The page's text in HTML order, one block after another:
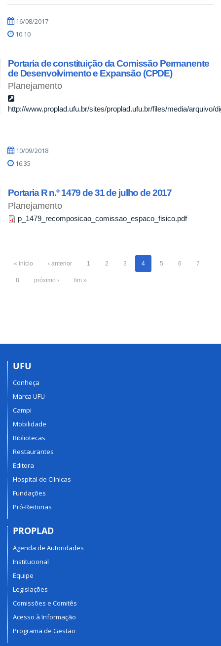
16/08/2017
10:10
Portaria de constituição da Comissão Permanente
de Desenvolvimento e Expansão (CPDE)
Planejamento
http://www.proplad.ufu.br/sites/proplad.ufu.br/files/media/arquivo/
10/09/2018
16:35
Portaria R n.º 1479 de 31 de julho de 2017
Planejamento
p_1479_recomposicao_comissao_espaco_fisico.pdf
« início ‹ anterior 1 2 3 4 5 6 7
8 próximo › fim »
UFU
Conheça
Marca UFU
Campi
Mobilidade
Bibliotecas
Restaurantes
Editora
Hospital de Clínicas
Fundações
Pró-Reitorias
PROPLAD
Agenda de Autoridades
Institucional
Equipe
Legislações
Comissões e Comitês
Acesso à Informação
Programa de Gestão